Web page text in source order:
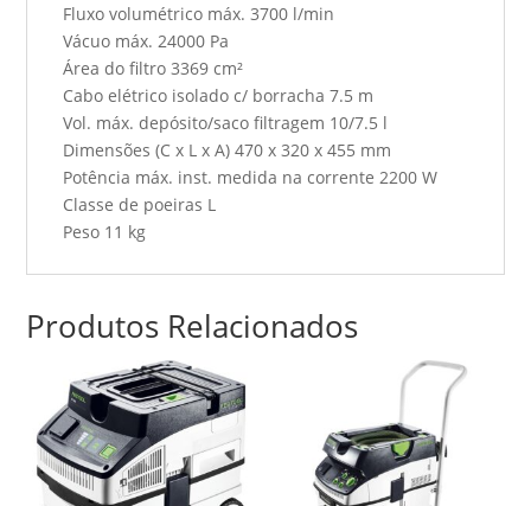
Fluxo volumétrico máx. 3700 l/min
Vácuo máx. 24000 Pa
Área do filtro 3369 cm²
Cabo elétrico isolado c/ borracha 7.5 m
Vol. máx. depósito/saco filtragem 10/7.5 l
Dimensões (C x L x A) 470 x 320 x 455 mm
Potência máx. inst. medida na corrente 2200 W
Classe de poeiras L
Peso 11 kg
Produtos Relacionados